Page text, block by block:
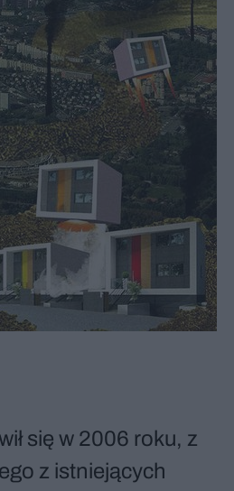
się w 2006 roku, z
z istniejących